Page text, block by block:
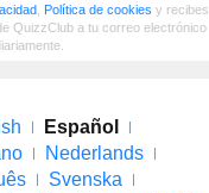
, Política de cookies y recibes
QuizzClub a tu correo electrónico
Español
Nederlands
Svenska